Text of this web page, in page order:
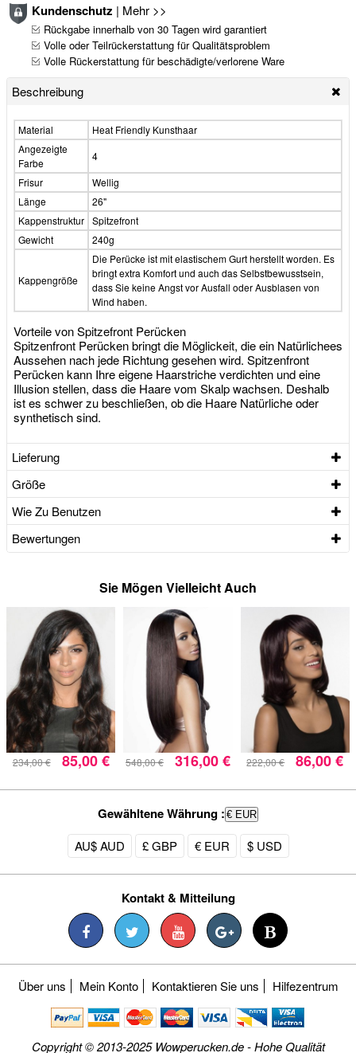
Kundenschutz | Mehr >>
Rückgabe innerhalb von 30 Tagen wird garantiert
Volle oder Teilrückerstattung für Qualitätsproblem
Volle Rückerstattung für beschädigte/verlorene Ware
Beschreibung
Material
Heat Friendly Kunsthaar
Angezeigte
Farbe
4
Frisur
Wellig
Länge
26"
Kappenstruktur Spitzefront
Gewicht
240g
Kappengröße
Die Perücke ist mit elastischem Gurt herstellt worden. Es
bringt extra Komfort und auch das Selbstbewusstsein,
dass Sie keine Angst vor Ausfall oder Ausblasen von
Wind haben.
Vorteile von Spitzefront Perücken
Spitzenfront Perücken bringt die Möglickeit, die ein Natürlichees
Aussehen nach jede Richtung gesehen wird. Spitzenfront
Perücken kann Ihre eigene Haarstriche verdichten und eine
Illusion stellen, dass die Haare vom Skalp wachsen. Deshalb
ist es schwer zu beschließen, ob die Haare Natürliche oder
synthetisch sind.
Lieferung
Größe
Wie Zu Benutzen
Bewertungen
Sie Mögen Vielleicht Auch
234,00 € 85,00 € 548,00 € 316,00 € 222,00 € 86,00 €
Gewähltene Währung : € EUR
AU$ AUD £ GBP € EUR $ USD
Kontakt & Mitteilung
Über uns Mein Konto Kontaktieren Sie uns Hilfezentrum
Copyright © 2013-2025 Wowperucken.de - Hohe Qualität